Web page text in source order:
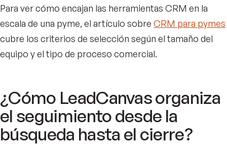
Para ver cómo encajan las herramientas CRM en la
escala de una pyme, el artículo sobre CRM para pymes
cubre los criterios de selección según el tamaño del
equipo y el tipo de proceso comercial.
¿Cómo LeadCanvas organiza
el seguimiento desde la
búsqueda hasta el cierre?